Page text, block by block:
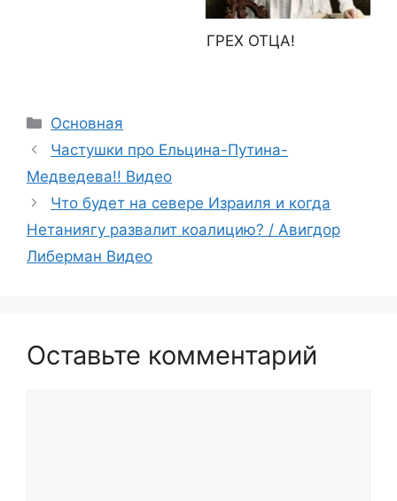
ГРЕХ ОТЦА!
Рубрики
Основная
Частушки про Ельцина-Путина-
Медведева!! Видео
Что будет на севере Израиля и когда
Нетаниягу развалит коалицию? / Авигдор
Либерман Видео
Оставьте комментарий